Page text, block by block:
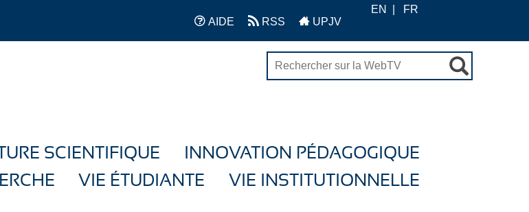
AIDE RSS UPJV
EN FR
SCIENTIFIQUE
INNOVATION PÉDAGOGIQUE
VIE ÉTUDIANTE VIE INSTITUTIONNELLE